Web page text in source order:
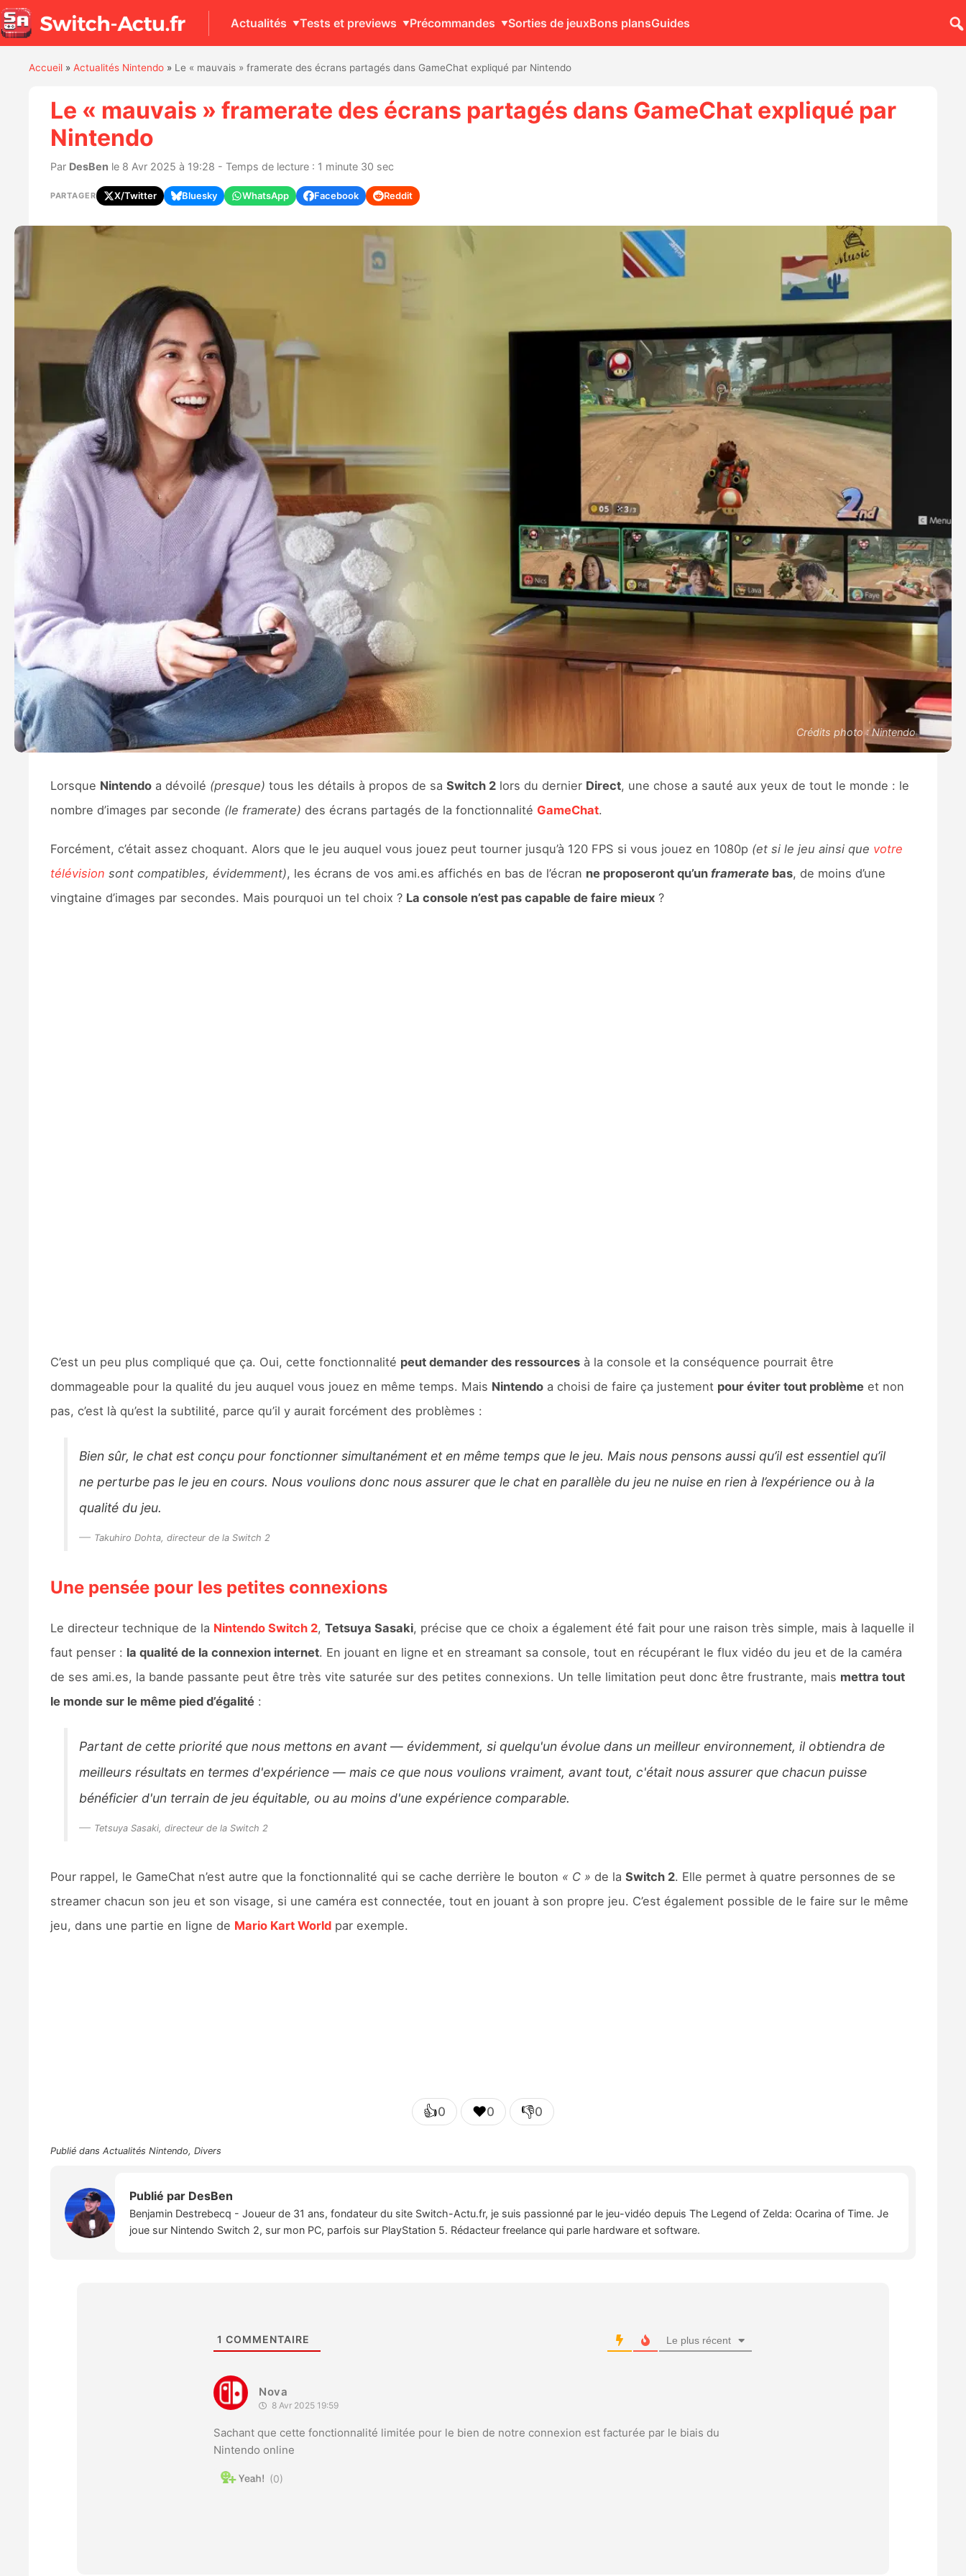
Actualités Tests et previews Précommandes Sorties de jeuxBons plansGuides
Accueil» Actualités Nintendo» Le « mauvais » framerate des écrans partagés dans GameChat expliqué par Nintendo
Le « mauvais » framerate des écrans partagés dans GameChat expliqué par
Nintendo
Par DesBen le 8 Avr 2025 à 19:28 - Temps de lecture : 1 minute 30 sec
PARTAGER X/Twitter Bluesky WhatsApp Facebook Reddit
Crédits photo : Nintendo
Lorsque Nintendoa dévoilé (presque) tous les détails à propos de sa Switch 2lors du dernier Direct, une chose a sauté aux yeux de tout le monde : le
nombre d’images par seconde (le framerate) des écrans partagés de la fonctionnalité GameChat.
Forcément, c’était assez choquant. Alors que le jeu auquel vous jouez peut tourner jusqu’à 120 FPS si vous jouez en 1080p (et si le jeu ainsi que votre
télévision sont compatibles, évidemment), les écrans de vos ami.es affichés en bas de l’écran ne proposeront qu’un frameratebas, de moins d’une
vingtaine d’images par secondes. Mais pourquoi un tel choix ? La console n’est pas capable de faire mieux?
C’est un peu plus compliqué que ça. Oui, cette fonctionnalité peut demander des ressourcesà la console et la conséquence pourrait être
dommageable pour la qualité du jeu auquel vous jouez en même temps. Mais Nintendoa choisi de faire ça justement pour éviter tout problèmeet non
pas, c’est là qu’est la subtilité, parce qu’il y aurait forcément des problèmes :
Bien sûr, le chat est conçu pour fonctionner simultanément et en même temps que le jeu. Mais nous pensons aussi qu’il est essentiel qu’il
ne perturbe pas le jeu en cours. Nous voulions donc nous assurer que le chat en parallèle du jeu ne nuise en rien à l’expérience ou à la
qualité du jeu.
Takuhiro Dohta, directeur de la Switch 2
Une pensée pour les petites connexions
Le directeur technique de la Nintendo Switch 2, Tetsuya Sasaki, précise que ce choix a également été fait pour une raison très simple, mais à laquelle il
faut penser : la qualité de la connexion internet. En jouant en ligne et en streamant sa console, tout en récupérant le flux vidéo du jeu et de la caméra
de ses ami.es, la bande passante peut être très vite saturée sur des petites connexions. Un telle limitation peut donc être frustrante, mais mettra tout
le monde sur le même pied d’égalité:
Partant de cette priorité que nous mettons en avant — évidemment, si quelqu'un évolue dans un meilleur environnement, il obtiendra de
meilleurs résultats en termes d'expérience — mais ce que nous voulions vraiment, avant tout, c'était nous assurer que chacun puisse
bénéficier d'un terrain de jeu équitable, ou au moins d'une expérience comparable.
Tetsuya Sasaki, directeur de la Switch 2
Pour rappel, le GameChat n’est autre que la fonctionnalité qui se cache derrière le bouton « C » de la Switch 2. Elle permet à quatre personnes de se
streamer chacun son jeu et son visage, si une caméra est connectée, tout en jouant à son propre jeu. C’est également possible de le faire sur le même
jeu, dans une partie en ligne de Mario Kart Worldpar exemple.
👍0 ❤️0 👎0
Publié dans Actualités Nintendo, Divers
Publié par DesBen
Benjamin Destrebecq - Joueur de 31 ans, fondateur du site Switch-Actu.fr, je suis passionné par le jeu-vidéo depuis The Legend of Zelda: Ocarina of Time. Je
joue sur Nintendo Switch 2, sur mon PC, parfois sur PlayStation 5. Rédacteur freelance qui parle hardware et software.
1 COMMENTAIRE Le plus récent
Nova
8 Avr 2025 19:59
Sachant que cette fonctionnalité limitée pour le bien de notre connexion est facturée par le biais du
Nintendo online
0